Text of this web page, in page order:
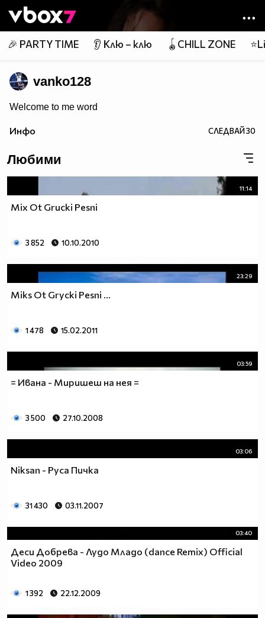
👾
🎉 PARTY TIME 👂 Клю – клю 🪀CHILL ZONE
vanko128
Welcome to me word
Инфо СЛЕДВАЙ30
Любими
11:14
Mix Ot Grucki Pesni
3 852 10.10.2010
23:29
Miks Ot Grycki Pesni ...
1 478 15.02.2011
03:59
= Ивана - Миришеш на нея =
3 500 27.10.2008
03:06
Niksan - Руса Пичка
31 430 03.11.2007
03:40
Деси Добрева - Лудо Младо (dance Remix) Official
Video 2009
1 392 22.12.2009